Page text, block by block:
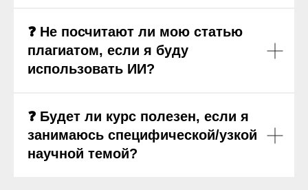
❓ Не посчитают ли мою статью
плагиатом, если я буду
использовать ИИ?
❓ Будет ли курс полезен, если я
занимаюсь специфической/узкой
научной темой?